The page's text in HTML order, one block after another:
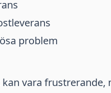
problem
vara